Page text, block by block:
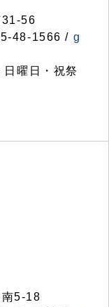
56
48-1566 / g
曜日・祝祭
5-18